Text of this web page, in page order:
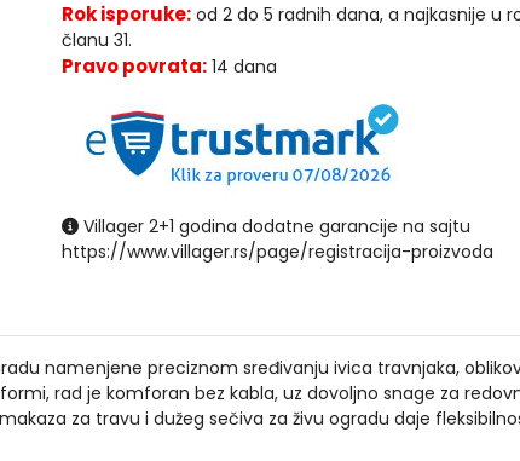
Rok isporuke: od 2 do 5 radnih dana, a najkasnije u
članu 31.
Pravo povrata: 14 dana
Villager 2+1 godina dodatne garancije na sajtu
https://www.villager.rs/page/registracija-proizvoda
namenjene preciznom sređivanju ivica travnjaka,
rad je komforan bez kabla, uz dovoljno snage za
za travu i dužeg sečiva za živu ogradu daje